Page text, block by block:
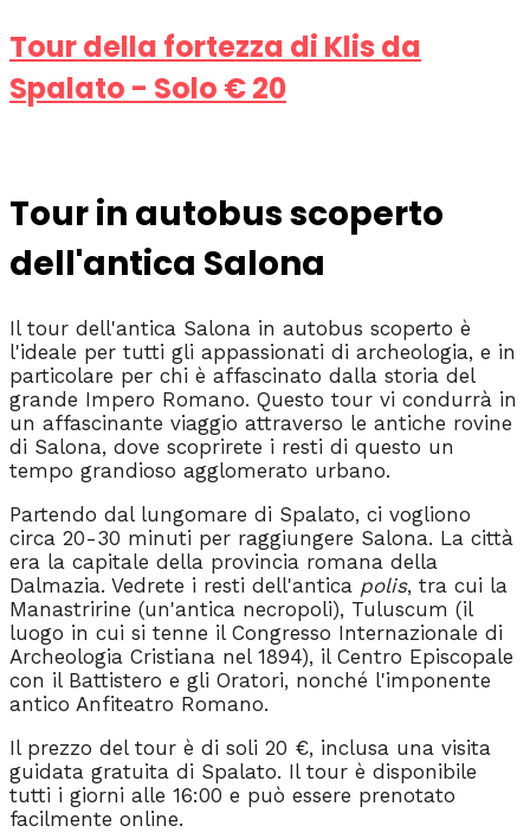
Tour della fortezza di Klis da
Spalato - Solo € 20
Tour in autobus scoperto
dell'antica Salona
Il tour dell'antica Salona in autobus scoperto è
l'ideale per tutti gli appassionati di archeologia, e in
particolare per chi è affascinato dalla storia del
grande Impero Romano. Questo tour vi condurrà in
un affascinante viaggio attraverso le antiche rovine
di Salona, dove scoprirete i resti di questo un
tempo grandioso agglomerato urbano.
Partendo dal lungomare di Spalato, ci vogliono
circa 20-30 minuti per raggiungere Salona. La città
era la capitale della provincia romana della
Dalmazia. Vedrete i resti dell'antica polis, tra cui la
Manastririne (un'antica necropoli), Tuluscum (il
luogo in cui si tenne il Congresso Internazionale di
Archeologia Cristiana nel 1894), il Centro Episcopale
con il Battistero e gli Oratori, nonché l'imponente
antico Anfiteatro Romano.
Il prezzo del tour è di soli 20 €, inclusa una visita
guidata gratuita di Spalato. Il tour è disponibile
tutti i giorni alle 16:00 e può essere prenotato
facilmente online.